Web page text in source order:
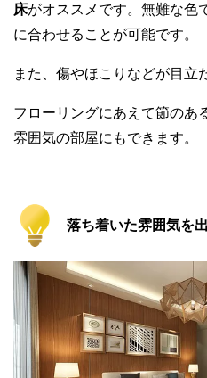
床がオススメです。無難な色
に合わせることが可能です。
また、傷やほこりなどが目立
フローリングにあえて節のあ
雰囲気の部屋にもできます。
落ち着いた雰囲気を